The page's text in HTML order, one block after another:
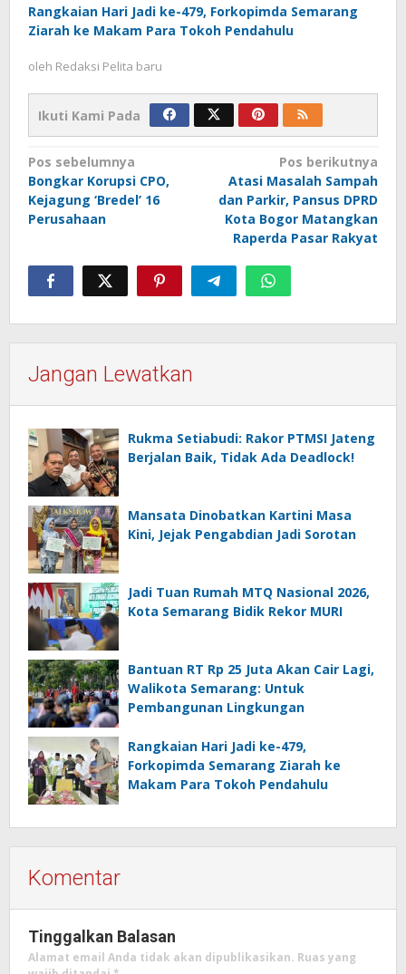
Rangkaian Hari Jadi ke-479, Forkopimda Semarang
Ziarah ke Makam Para Tokoh Pendahulu
oleh Redaksi Pelita baru
Ikuti Kami Pada
Navigasi
pos
Pos sebelumnya
Bongkar Korupsi CPO,
Kejagung ‘Bredel’ 16
Perusahaan
Pos berikutnya
Atasi Masalah Sampah
dan Parkir, Pansus DPRD
Kota Bogor Matangkan
Raperda Pasar Rakyat
Jangan Lewatkan
Rukma Setiabudi: Rakor PTMSI Jateng
Berjalan Baik, Tidak Ada Deadlock!
Mansata Dinobatkan Kartini Masa
Kini, Jejak Pengabdian Jadi Sorotan
Jadi Tuan Rumah MTQ Nasional 2026,
Kota Semarang Bidik Rekor MURI
Bantuan RT Rp 25 Juta Akan Cair Lagi,
Walikota Semarang: Untuk
Pembangunan Lingkungan
Rangkaian Hari Jadi ke-479,
Forkopimda Semarang Ziarah ke
Makam Para Tokoh Pendahulu
Komentar
Tinggalkan Balasan
Alamat email Anda tidak akan dipublikasikan. Ruas yang